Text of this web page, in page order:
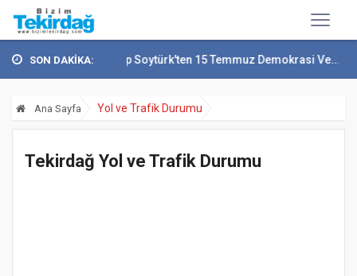
SON DAKİKA:Vali Recep Soytürk'ten 15 Temmuz Demokrasi Ve...
Ana Sayfa Yol ve Trafik Durumu
Tekirdağ Yol ve Trafik Durumu